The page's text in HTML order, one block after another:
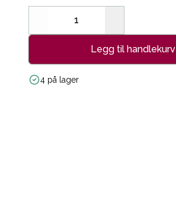
Decrease
Legg til handlekurv
4 på lager